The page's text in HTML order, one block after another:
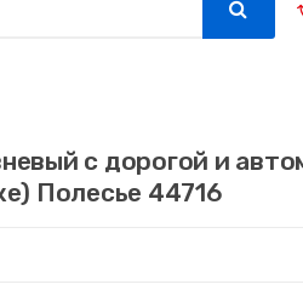
с дорогой и
Полесье 44716